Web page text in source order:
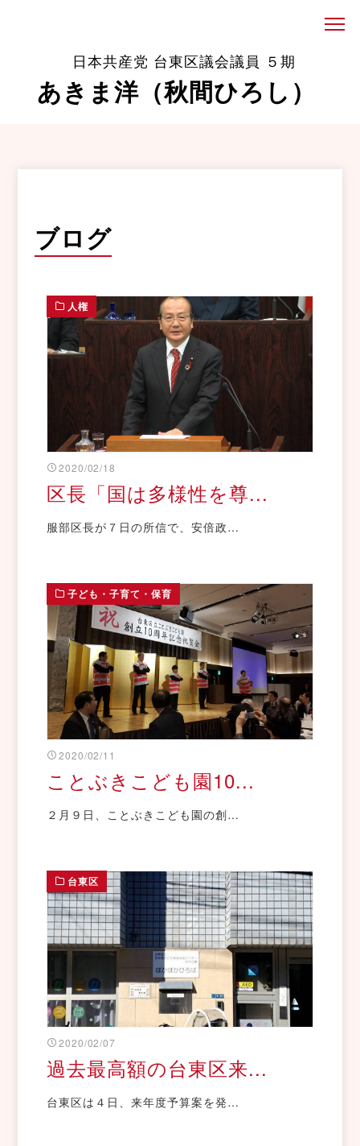
日本共産党 台東区議会議員 ５期
あきま洋（秋間ひろし）
ブログ
人権
2020/02/18
区長「国は多様性を尊...
服部区長が７日の所信で、安倍政…
子ども・子育て・保育
2020/02/11
ことぶきこども園10...
２月９日、ことぶきこども園の創…
台東区
2020/02/07
過去最高額の台東区来...
台東区は４日、来年度予算案を発…